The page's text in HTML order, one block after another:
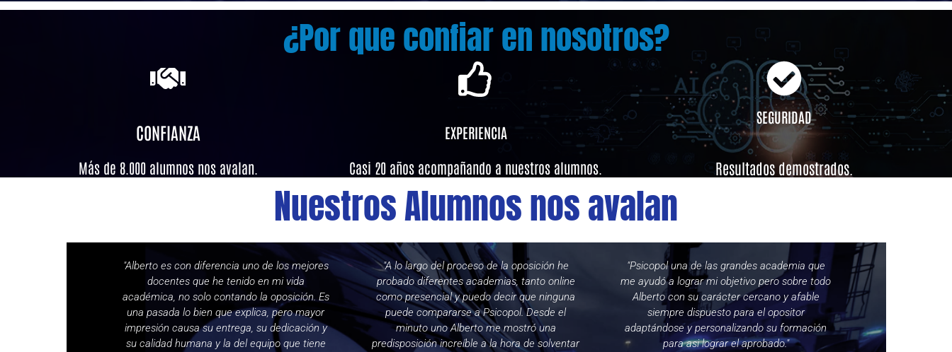
¿Por que confiar en nosotros?
CONFIANZA
Más de 8.000 alumnos nos avalan.
EXPERIENCIA
Casi 20 años acompañando a nuestros alumnos.
SEGURIDAD
Resultados demostrados.
Nuestros Alumnos nos avalan
"Alberto es con diferencia uno de los mejores
docentes que he tenido en mi vida
académica, no solo contando la oposición. Es
una pasada lo bien que explica, pero mayor
impresión causa su entrega, su dedicación y
su calidad humana y la del equipo que tiene
"A lo largo del proceso de la oposición he
probado diferentes academias, tanto online
como presencial y puedo decir que ninguna
puede compararse a Psicopol. Desde el
minuto uno Alberto me mostró una
predisposición increíble a la hora de solventar
"Psicopol una de las grandes academia que
me ayudó a lograr mi objetivo pero sobre todo
Alberto con su carácter cercano y afable
siempre dispuesto para el opositor
adaptándose y personalizando su formación
para asi lograr el aprobado."